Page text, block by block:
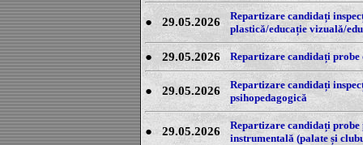
● 29.05.2026
Repartizare candidați
plastică/educație vizuală/
● 29.05.2026 Repartizare candidați
● 29.05.2026
Repartizare candidați
psihopedagogică
● 29.05.2026
Repartizare candidați probe
instrumentală (palate și